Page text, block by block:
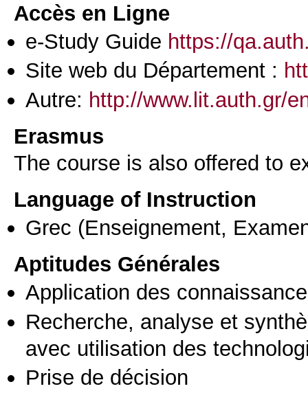
Accès en Ligne
e-Study Guide https://
Site web du Département :
Autre: http://www.lit.auth.gr/
Erasmus
The course is also offered to
Language of Instruction
Grec (Enseignement,
Aptitudes Générales
Application des
Recherche, analyse et
avec utilisation des
Prise de décision